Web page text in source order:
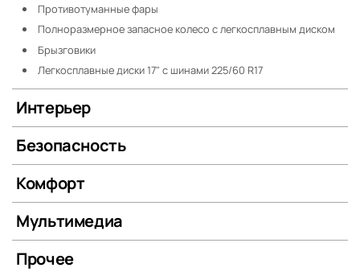
Противотуманные фары
Полноразмерное запасное колесо с легкосплавным диском
Брызговики
Легкосплавные диски 17" с шинами 225/60 R17
Интерьер
Безопасность
Комфорт
Мультимедиа
Прочее